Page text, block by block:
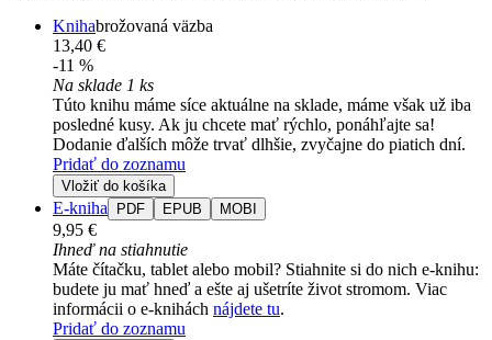
Knihabrožovaná väzba
13,40 €
-11 %
Na sklade 1 ks
Túto knihu máme síce aktuálne na sklade, máme však už iba
posledné kusy. Ak ju chcete mať rýchlo, ponáhľajte sa!
Dodanie ďalších môže trvať dlhšie, zvyčajne do piatich dní.
Pridať do zoznamu
Vložiť do košíka
E-kniha PDF EPUB MOBI
9,95 €
Ihneď na stiahnutie
Máte čítačku, tablet alebo mobil? Stiahnite si do nich e-knihu:
budete ju mať hneď a ešte aj ušetríte život stromom. Viac
informácii o e-knihách nájdete tu.
Pridať do zoznamu